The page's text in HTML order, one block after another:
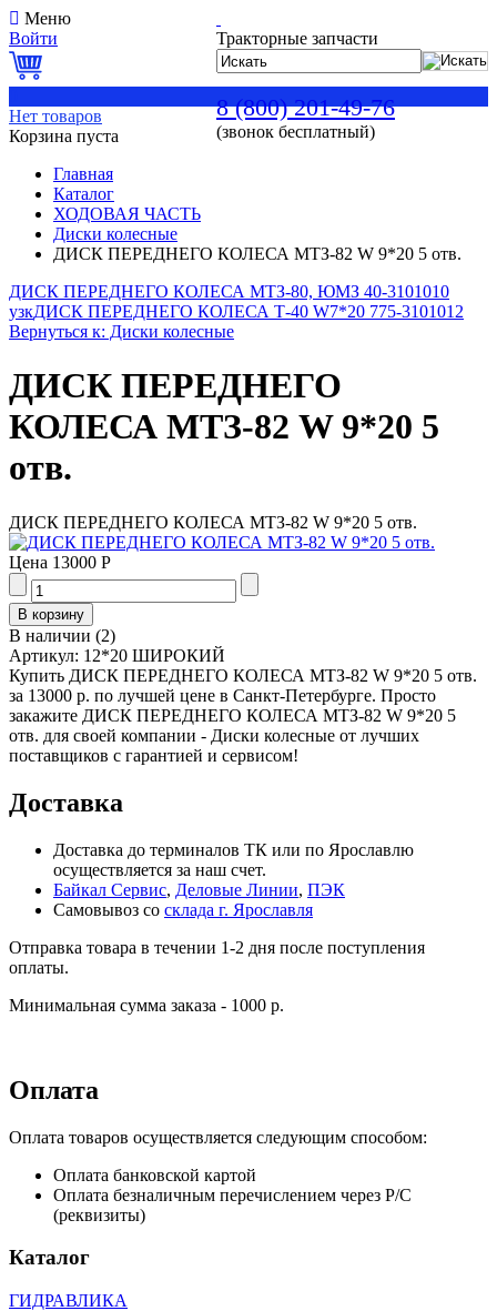
Тракторные запчасти
8 (800) 201-49-76
(звонок бесплатный)
Меню
Войти
Нет товаров
Корзина пуста
Главная
Каталог
ХОДОВАЯ ЧАСТЬ
Диски колесные
ДИСК ПЕРЕДНЕГО КОЛЕСА МТЗ-82 W 9*20 5 отв.
ДИСК ПЕРЕДНЕГО КОЛЕСА МТЗ-80, ЮМЗ 40-3101010
узкДИСК ПЕРЕДНЕГО КОЛЕСА Т-40 W7*20 775-3101012
Вернуться к: Диски колесные
ДИСК ПЕРЕДНЕГО
КОЛЕСА МТЗ-82 W 9*20 5
отв.
ДИСК ПЕРЕДНЕГО КОЛЕСА МТЗ-82 W 9*20 5 отв.
Цена 13000 Р
В наличии (2)
Артикул: 12*20 ШИРОКИЙ
Купить ДИСК ПЕРЕДНЕГО КОЛЕСА МТЗ-82 W 9*20 5 отв.
за 13000 р. по лучшей цене в Санкт-Петербурге. Просто
закажите ДИСК ПЕРЕДНЕГО КОЛЕСА МТЗ-82 W 9*20 5
отв. для своей компании - Диски колесные от лучших
поставщиков с гарантией и сервисом!
Доставка
Доставка до терминалов ТК или по Ярославлю
осуществляется за наш счет.
Байкал Сервис, Деловые Линии, ПЭК
Самовывоз со склада г. Ярославля
Отправка товара в течении 1-2 дня после поступления
оплаты.
Минимальная сумма заказа - 1000 р.
Оплата
Оплата товаров осуществляется следующим способом:
Оплата банковской картой
Оплата безналичным перечислением через Р/С
(реквизиты)
Каталог
ГИДРАВЛИКА